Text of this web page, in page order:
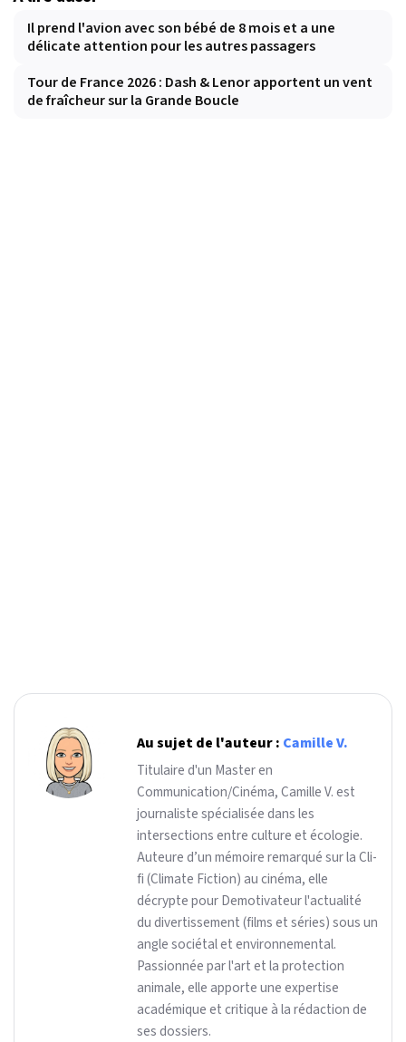
Il prend l'avion avec son bébé de 8 mois et a une
délicate attention pour les autres passagers
Tour de France 2026 : Dash & Lenor apportent un vent
de fraîcheur sur la Grande Boucle
Au sujet de l'auteur : Camille V.
Titulaire d'un Master en
Communication/Cinéma, Camille V. est
journaliste spécialisée dans les
intersections entre culture et écologie.
Auteure d’un mémoire remarqué sur la Cli-
fi (Climate Fiction) au cinéma, elle
décrypte pour Demotivateur l'actualité
du divertissement (films et séries) sous un
angle sociétal et environnemental.
Passionnée par l'art et la protection
animale, elle apporte une expertise
académique et critique à la rédaction de
ses dossiers.